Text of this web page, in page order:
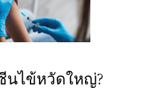
นไข้หวัดใหญ่?